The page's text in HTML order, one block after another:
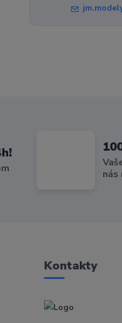
nás
Kontakty